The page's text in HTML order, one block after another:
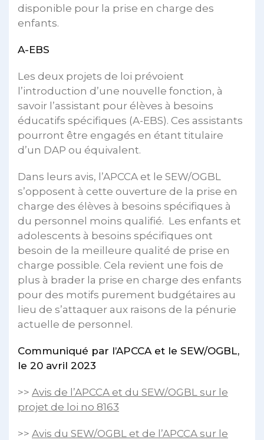
disponible pour la prise en charge des
enfants.
A-EBS
Les deux projets de loi prévoient
l’introduction d’une nouvelle fonction, à
savoir l’assistant pour élèves à besoins
éducatifs spécifiques (A-EBS). Ces assistants
pourront être engagés en étant titulaire
d’un DAP ou équivalent.
Dans leurs avis, l’APCCA et le SEW/OGBL
s’opposent à cette ouverture de la prise en
charge des élèves à besoins spécifiques à
du personnel moins qualifié. Les enfants et
adolescents à besoins spécifiques ont
besoin de la meilleure qualité de prise en
charge possible. Cela revient une fois de
plus à brader la prise en charge des enfants
pour des motifs purement budgétaires au
lieu de s’attaquer aux raisons de la pénurie
actuelle de personnel.
Communiqué par l’APCCA et le SEW/OGBL,
le 20 avril 2023
>> Avis de l’APCCA et du SEW/OGBL sur le
projet de loi no 8163
>> Avis du SEW/OGBL et de l’APCCA sur le